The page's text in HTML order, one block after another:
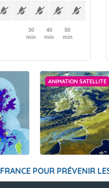
30
min
40
min
50
min
ANIMATION SATELLITE
POUR PRÉVENIR